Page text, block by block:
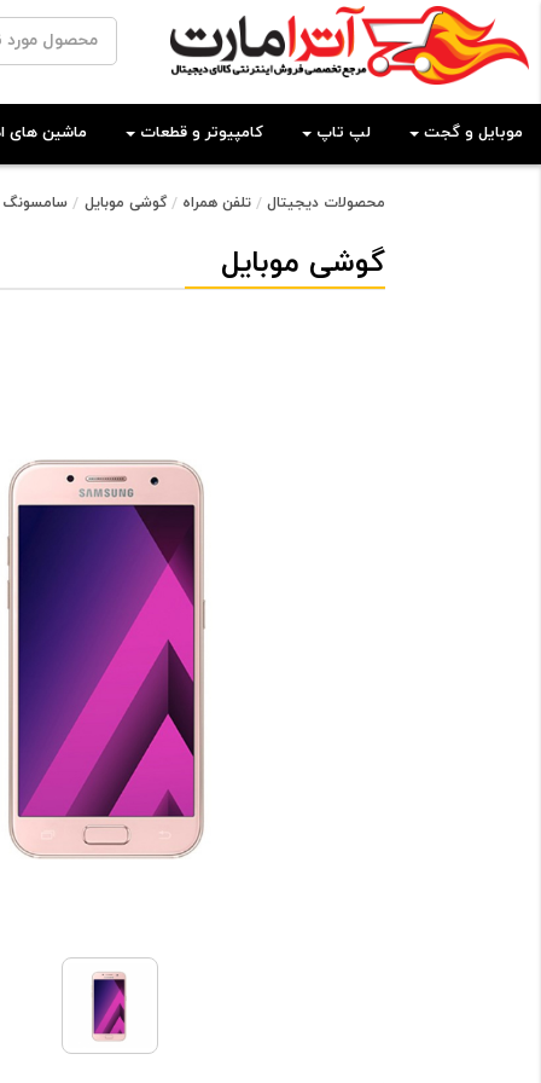
موبایل و گجت لپ تاپ کامپیوتر و قطعات ماشین های
محصولات دیجیتال تلفن همراه گوشی موبایل سامسونگ
گوشی موبایل